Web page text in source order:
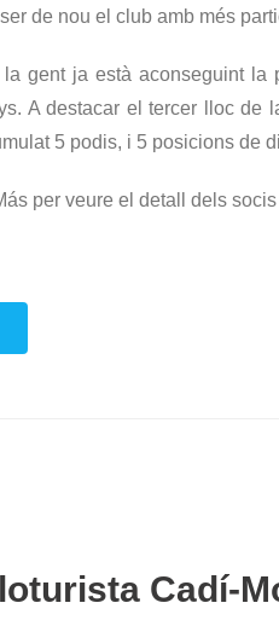
de nou el club amb més
gent ja està aconseguint
A destacar el tercer lloc
5 podis, i 5 posicions de
per veure el detall dels
Cadí-